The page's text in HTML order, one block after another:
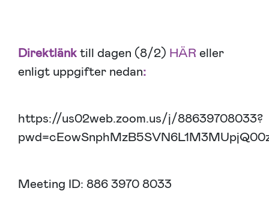
Direktlänktill dagen (8/2) HÄR eller
enligt uppgifter nedan:
https://us02web.zoom.us/j/88639708033?
Meeting ID: 886 3970 8033